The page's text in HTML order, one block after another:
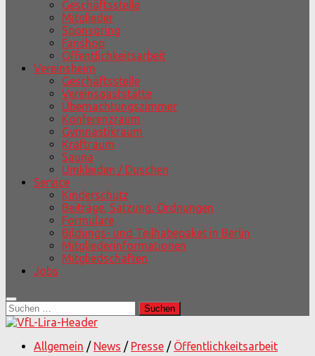
Geschäftsstelle
Mitglieder
Sponsoring
Fanshop
Öffentlichkeitsarbeit
Vereinsheim
Geschäftsstelle
Vereinsgaststätte
Übernachtungszimmer
Konferenzraum
Gymnastikraum
Kraftraum
Sauna
Umkleiden / Duschen
Service
Kinderschutz
Beiträge, Satzung, Ordnungen
Formulare
Bildungs- und Teilhabepaket in Berlin
Mitgliederinformationen
Mitgliedschaften
Jobs
Suchen
nach:
Allgemein / News / Presse / Öffentlichkeitsarbeit